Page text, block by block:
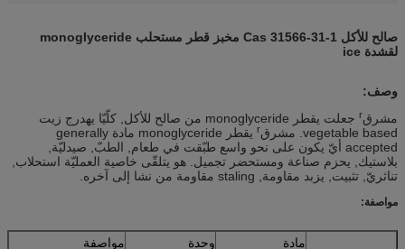
صالح للأكل Cas 31566-31-1 مخبز قطر مستحلب monoglyceride
لقشدة ice
وصف:
مشرقr
جعلت يقطر monoglyceride من صالح للأكل, كلّيّا يهدرج زيت
vegetable based. مشرق
r
يقطر monoglyceride مادة generally
accepted أيّ يكون على نحو واسع طبّقت في طعام, الطبّ, صيدليّة,
بلاستيك, يحزم صناعة ومستحضر تجميل. هو يتلقّى خاصية العمليّة استحلاب,
تناثريّ, تثبيت, يزبد مقاومة, staling مقاومة من نشا إلى آخره.
مواصفة:
مادة وحدة مواصفة